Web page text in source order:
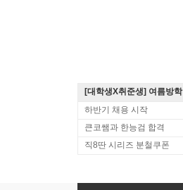
[대학생X취준생] 여름방학
하반기 채용 시작
큰코쌤과 한능검 합격
직8딴 시리즈 분철쿠폰